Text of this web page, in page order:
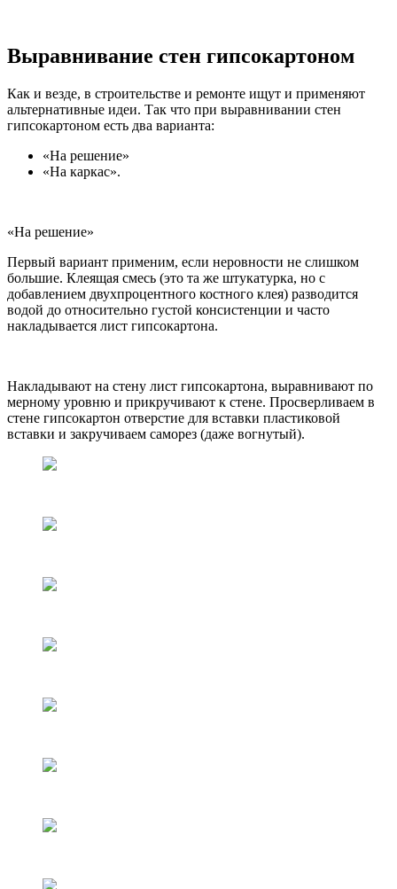
Выравнивание стен гипсокартоном
Как и везде, в строительстве и ремонте ищут и применяют
альтернативные идеи. Так что при выравнивании стен
гипсокартоном есть два варианта:
«На решение»
«На каркас».
«На решение»
Первый вариант применим, если неровности не слишком
большие. Клеящая смесь (это та же штукатурка, но с
добавлением двухпроцентного костного клея) разводится
водой до относительно густой консистенции и часто
накладывается лист гипсокартона.
Накладывают на стену лист гипсокартона, выравнивают по
мерному уровню и прикручивают к стене. Просверливаем в
стене гипсокартон отверстие для вставки пластиковой
вставки и закручиваем саморез (даже вогнутый).